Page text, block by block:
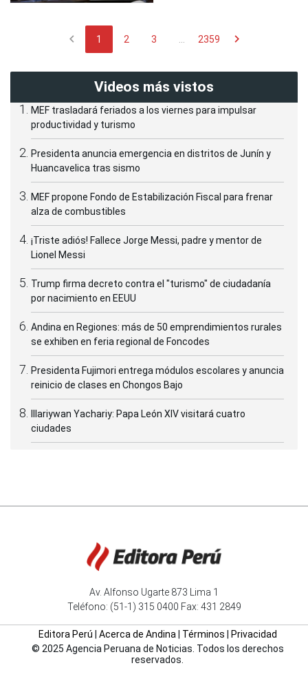
chevron_left 1 2 3 ... 2359 chevron_right
Videos más vistos
MEF trasladará feriados a los viernes para impulsar
productividad y turismo
Presidenta anuncia emergencia en distritos de Junín y
Huancavelica tras sismo
MEF propone Fondo de Estabilización Fiscal para frenar
alza de combustibles
¡Triste adiós! Fallece Jorge Messi, padre y mentor de
Lionel Messi
Trump firma decreto contra el "turismo" de ciudadanía
por nacimiento en EEUU
Andina en Regiones: más de 50 emprendimientos rurales
se exhiben en feria regional de Foncodes
Presidenta Fujimori entrega módulos escolares y anuncia
reinicio de clases en Chongos Bajo
Illariywan Yachariy: Papa León XIV visitará cuatro
ciudades
Av. Alfonso Ugarte 873 Lima 1
Teléfono: (51-1) 315 0400 Fax: 431 2849
Editora Perú Acerca de Andina| Términos
Privacidad
© 2025 Agencia Peruana de Noticias. Todos los derechos
reservados.